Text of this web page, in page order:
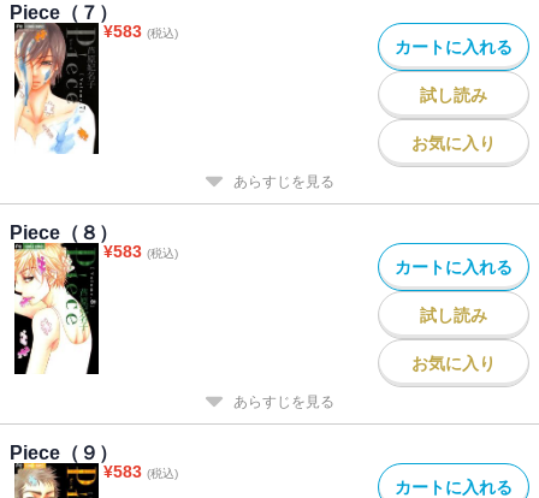
Piece（７）
¥583 (税込)
カートに入れる
試し読み
お気に入り
あらすじを見る
Piece（８）
¥583 (税込)
カートに入れる
試し読み
お気に入り
あらすじを見る
Piece（９）
¥583 (税込)
カートに入れる